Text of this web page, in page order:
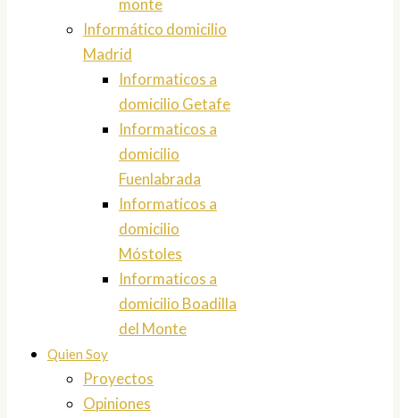
monte
Informático domicilio
Madrid
Informaticos a
domicilio Getafe
Informaticos a
domicilio
Fuenlabrada
Informaticos a
domicilio
Móstoles
Informaticos a
domicilio Boadilla
del Monte
Quien Soy
Proyectos
Opiniones